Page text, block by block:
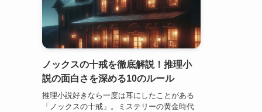
ノックスの十戒を徹底解説！推理小
説の面白さを深める10のルール
推理小説好きなら一度は耳にしたことがある
「ノックスの十戒」。ミステリーの黄金時代